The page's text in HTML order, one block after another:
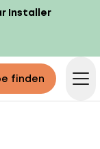
Installer
finden